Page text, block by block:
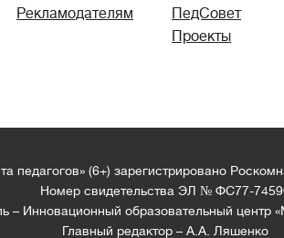
Рекламодателям
ПедСовет
Проекты
педагогов» (6+) зарегистрировано
Номер свидетельства ЭЛ № ФС77-
– Инновационный образовательный центр
Главный редактор – А.А. Ляшенко